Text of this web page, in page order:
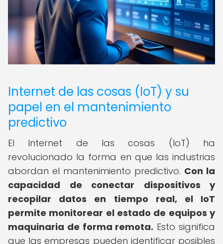
Internet de las cosas (IoT) y su
papel en el mantenimiento
predictivo
El Internet de las cosas (IoT) ha
revolucionado la forma en que las industrias
abordan el mantenimiento predictivo. Con la
capacidad de conectar dispositivos y
recopilar datos en tiempo real, el IoT
permite monitorear el estado de equipos y
maquinaria de forma remota. Esto significa
que las empresas pueden identificar posibles